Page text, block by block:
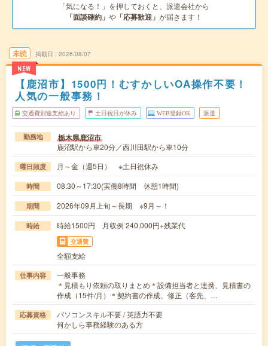
「気になる！」を押しておくと、派遣会社から
「面談確約」 や 「応募歓迎」 が届きます！
未読
NEW
掲載日 2026/08/07
【鹿沼市】1500円！むすかしいOA操作不要！
人気の一般事務！
交通費別途支給あり 土日祝日が休み WEB登録OK 派遣
勤務地 栃木県鹿沼市
鹿沼駅から車20分／西川田駅から車10分
曜日頻度 月～金（週5日） ※土日祝休み
時間 08:30～17:30(実働8時間 休憩1時間)
期間 2026年09月上旬～長期 ※9月～！
時給 時給1500円 月収例 240,000円+残業代
交通費
全額支給
仕事内容
一般事務
＊見積もり依頼の取りまとめ＊設備担当者と連携、見積書の
作成（15件/月）＊契約書の作成、修正（客先、…
応募資格
パソコンスキル不要 / 英語力不要
何かしら事務経験のある方